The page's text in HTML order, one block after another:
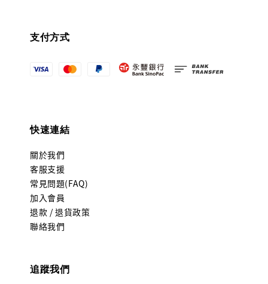
支付方式
快速連結
關於我們
客服支援
常見問題(FAQ)
加入會員
退款 / 退貨政策
聯絡我們
追蹤我們